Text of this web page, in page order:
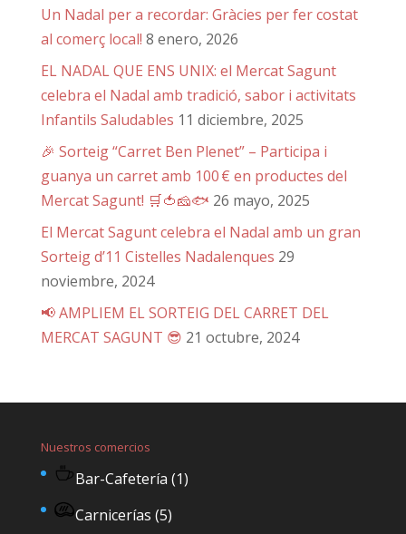
Un Nadal per a recordar: Gràcies per fer costat
al comerç local! 8 enero, 2026
EL NADAL QUE ENS UNIX: el Mercat Sagunt
celebra el Nadal amb tradició, sabor i activitats
Infantils Saludables 11 diciembre, 2025
🎉 Sorteig “Carret Ben Plenet” – Participa i
guanya un carret amb 100 € en productes del
Mercat Sagunt! 🛒🍅🧀🐟 26 mayo, 2025
El Mercat Sagunt celebra el Nadal amb un gran
Sorteig d’11 Cistelles Nadalenques 29
noviembre, 2024
📢 AMPLIEM EL SORTEIG DEL CARRET DEL
MERCAT SAGUNT 😎 21 octubre, 2024
Nuestros comercios
Bar-Cafetería (1)
Carnicerías (5)